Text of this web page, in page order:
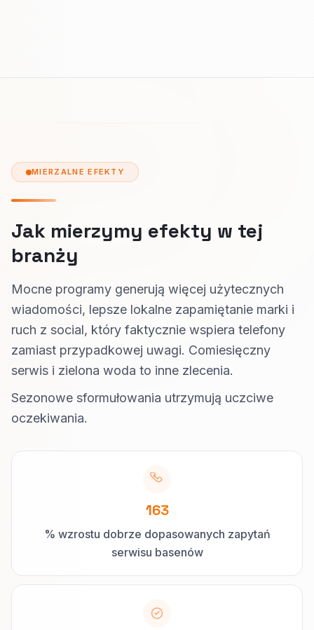
MIERZALNE EFEKTY
Jak mierzymy efekty w tej
branży
Mocne programy generują więcej użytecznych
wiadomości, lepsze lokalne zapamiętanie marki i
ruch z social, który faktycznie wspiera telefony
zamiast przypadkowej uwagi. Comiesięczny
serwis i zielona woda to inne zlecenia.
Sezonowe sformułowania utrzymują uczciwe
oczekiwania.
163
% wzrostu dobrze dopasowanych zapytań
serwisu basenów